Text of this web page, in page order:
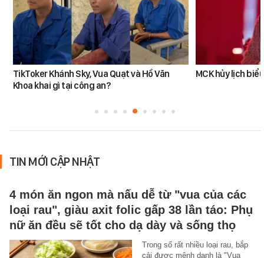
TikToker Khánh Sky, Vua Quạt và Hồ Văn
Khoa khai gì tại công an?
MCK hủy lịch
TIN MỚI CẬP NHẬT
4 món ăn ngon mà nấu dễ từ "vua của các
loại rau", giàu axit folic gấp 38 lần táo: Phụ
nữ ăn đều sẽ tốt cho dạ dày và sống thọ
Trong số rất nhiều loại rau, bắp
cải được mệnh danh là "Vua